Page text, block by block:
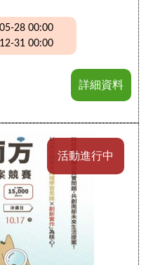
28 00:00
31 00:00
詳細資料
活動進行中